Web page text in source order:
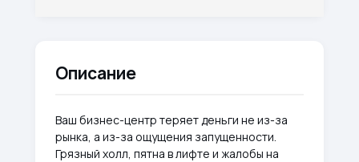
Описание
Ваш бизнес-центр теряет деньги не из-за
рынка, а из-за ощущения запущенности.
Грязный холл, пятна в лифте и жалобы на